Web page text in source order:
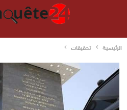
الرئيسية تحقيقات